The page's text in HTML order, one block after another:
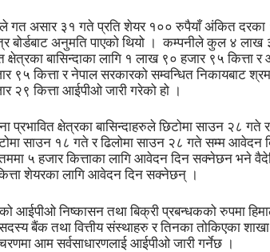
गत असार ३१ गते प्रति शेयर १०० रुपैयाँ अंकित दरका
बोर्डबाट अनुमति पाएको थियो । कम्पनीले कुल ४
क्षेत्रका बासिन्दाका लागि १ लाख ९० हजार ९५ कित्ता
९५ कित्ता र नेपाल सरकारको सम्वन्धित निकायबाट
२९ कित्ता आईपीओ जारी गरेको हो ।
प्रभावित क्षेत्रका बासिन्दाहरुले छिटोमा साउन २८
साउन १८ गते र ढिलोमा साउन २८ गते सम्म आवेदन
५ हजार कित्ताका लागि आवेदन दिन सक्नेछन भने
शेयरका लागि आवेदन दिन सक्नेछन् ।
आईपीओ निष्कासन तथा बिक्री प्रबन्धकको रुपमा
बैंक तथा वित्तीय संस्थाहरु र तिनका तोकिएका
आम सर्वसाधारणलाई आईपीओ जारी गर्नेछ ।